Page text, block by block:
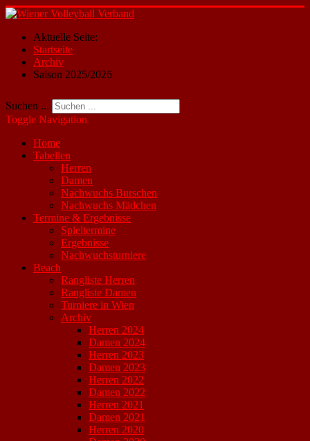
Aktuelle Seite:
Startseite
Archiv
Saison 2025/2026
Suchen ...
Toggle Navigation
Home
Tabellen
Herren
Damen
Nachwuchs Burschen
Nachwuchs Mädchen
Termine & Ergebnisse
Spieltermine
Ergebnisse
Nachwuchsturniere
Beach
Rangliste Herren
Rangliste Damen
Turniere in Wien
Archiv
Herren 2024
Damen 2024
Herren 2023
Damen 2023
Herren 2022
Damen 2022
Herren 2021
Damen 2021
Herren 2020